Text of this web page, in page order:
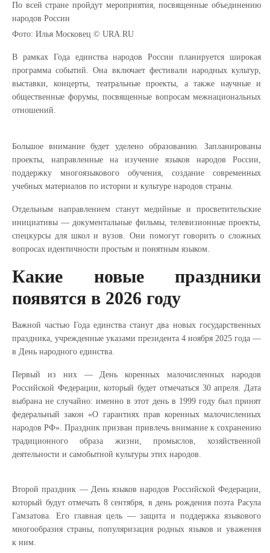
По всей стране пройдут мероприятия, посвященные объединению
народов России
Фото: Илья Московец © URA.RU
В рамках Года единства народов России планируется широкая
программа событий. Она включает фестивали народных культур,
выставки, концерты, театральные проекты, а также научные и
общественные форумы, посвященные вопросам межнациональных
отношений.
Большое внимание будет уделено образованию. Запланированы
проекты, направленные на изучение языков народов России,
поддержку многоязыкового обучения, создание современных
учебных материалов по истории и культуре народов страны.
Отдельным направлением станут медийные и просветительские
инициативы — документальные фильмы, телевизионные проекты,
спецкурсы для школ и вузов. Они помогут говорить о сложных
вопросах идентичности простым и понятным языком.
Какие новые праздники
появятся в 2026 году
Важной частью Года единства станут два новых государственных
праздника, учрежденные указами президента 4 ноября 2025 года —
в День народного единства.
Первый из них — День коренных малочисленных народов
Российской Федерации, который будет отмечаться 30 апреля. Дата
выбрана не случайно: именно в этот день в 1999 году был принят
федеральный закон «О гарантиях прав коренных малочисленных
народов РФ». Праздник призван привлечь внимание к сохранению
традиционного образа жизни, промыслов, хозяйственной
деятельности и самобытной культуры этих народов.
Второй праздник — День языков народов Российской Федерации,
который будут отмечать 8 сентября, в день рождения поэта Расула
Гамзатова. Его главная цель — защита и поддержка языкового
многообразия страны, популяризация родных языков и уважения
к ним.